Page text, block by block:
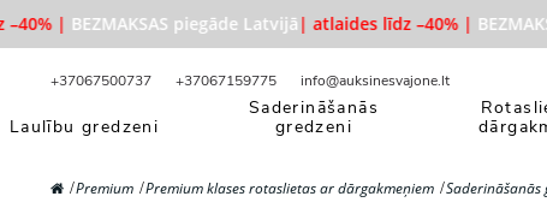
|BEZMAKSAS piegāde Latvijā| atlaides līdz –40% |
+37067500737 +37067159775 info@auksinesvajone.lt
Laulību gredzeni
Saderināšanās
gredzeni
Premium Premium klases rotaslietas ar dārgakmeņiem Saderināšanās